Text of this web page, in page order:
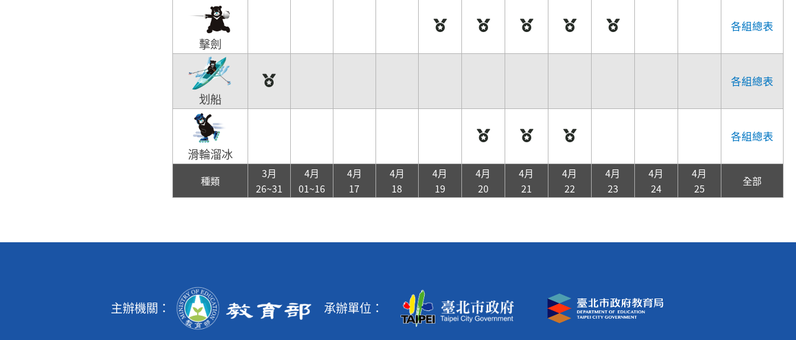
擊劍
各組總表
划船
各組總表
滑輪溜冰
各組總表
種類
3月
26~31
4月
01~16
4月
17
4月
18
4月
19
4月
20
4月
21
4月
22
4月
23
4月
24
4月
25
全部
主辦機關： 承辦單位：